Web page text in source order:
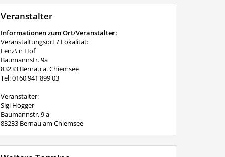
Veranstalter
Informationen zum Ort/Veranstalter:
Veranstaltungsort / Lokalität:
Lenz\'n Hof
Baumannstr. 9a
83233 Bernau a. Chiemsee
Tel: 0160 941 899 03
Veranstalter:
Sigi Hogger
Baumannstr. 9 a
83233 Bernau am Chiemsee